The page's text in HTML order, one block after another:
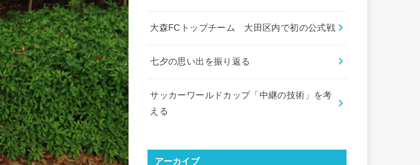
大森FCトップチーム 大田区内で初の公式戦
七夕の思い出を振り返る
サッカーワールドカップ「中継の技術」を考
える
アーカイブ